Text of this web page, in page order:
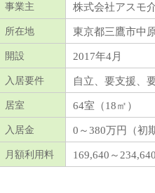
事業主 株式会社アスモ
所在地 東京都三鷹市中
開設 2017年4月
入居要件 自立、要支援、
居室 64室（18㎡）
入居金 0～380万円（初
月額利用料 169,640～234,640